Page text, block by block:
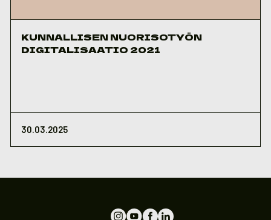
KUNNALLISEN NUORISOTYÖN
DIGITALISAATIO 2021
30.03.2025